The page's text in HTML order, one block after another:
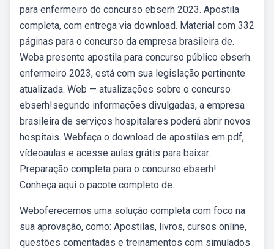
para enfermeiro do concurso ebserh 2023. Apostila
completa, com entrega via download. Material com 332
páginas para o concurso da empresa brasileira de.
Weba presente apostila para concurso público ebserh
enfermeiro 2023, está com sua legislação pertinente
atualizada. Web — atualizações sobre o concurso
ebserh!segundo informações divulgadas, a empresa
brasileira de serviços hospitalares poderá abrir novos
hospitais. Webfaça o download de apostilas em pdf,
vídeoaulas e acesse aulas grátis para baixar.
Preparação completa para o concurso ebserh!
Conheça aqui o pacote completo de.
Weboferecemos uma solução completa com foco na
sua aprovação, como: Apostilas, livros, cursos online,
questões comentadas e treinamentos com simulados